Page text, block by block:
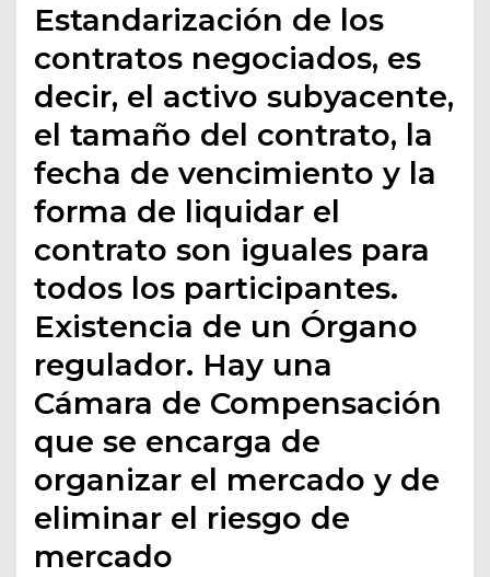
Estandarización de los
contratos negociados, es
decir, el activo subyacente,
el tamaño del contrato, la
fecha de vencimiento y la
forma de liquidar el
contrato son iguales para
todos los participantes.
Existencia de un Órgano
regulador. Hay una
Cámara de Compensación
que se encarga de
organizar el mercado y de
eliminar el riesgo de
mercado